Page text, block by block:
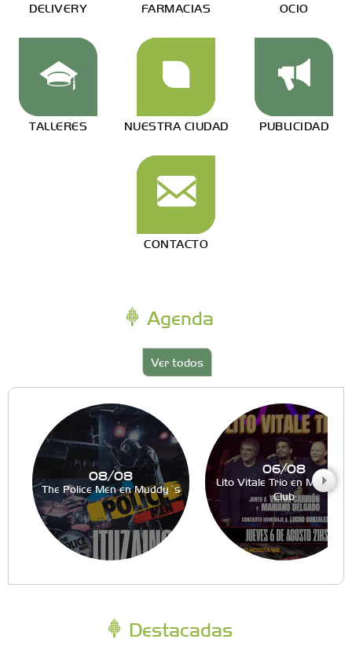
DELIVERY FARMACIAS OCIO
TALLERES NUESTRA CIUDAD PUBLICIDAD
CONTACTO
Agenda
Ver todos
08/08
The Police Men en Muddy´s
06/08
Lito Vitale Trio en Muddy´s
Club
Destacadas